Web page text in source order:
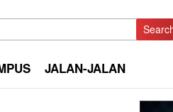
JALAN-JALAN